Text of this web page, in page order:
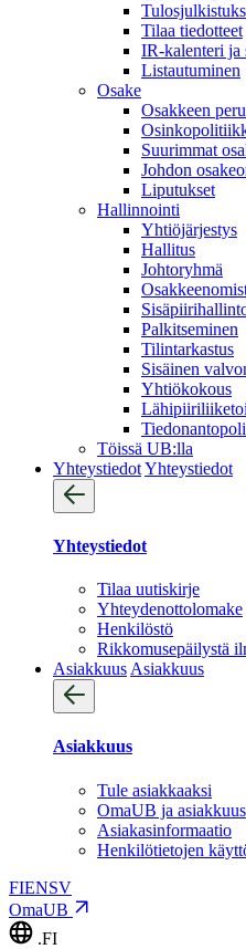
Tilaa tiedotteet
IR-kalenteri ja
Listautuminen
Osake
Osakkeen
Suurimmat
Johdon
Liputukset
Hallinnointi
Yhtiöjärjestys
Hallitus
Johtoryhmä
Palkitseminen
Tilintarkastus
Sisäinen
Yhtiökokous
Töissä UB:lla
YhteystiedotYhteystiedot
Yhteystiedot
Tilaa uutiskirje
Yhteydenotto­lomake
Henkilöstö
Rikkomusepäilystä
Asiakkuus Asiakkuus
Asiakkuus
Tule asiakkaaksi
OmaUB ja asiakkuus
Asiakasinformaatio
Henkilötietojen
FIENSV
OmaUB
.FI